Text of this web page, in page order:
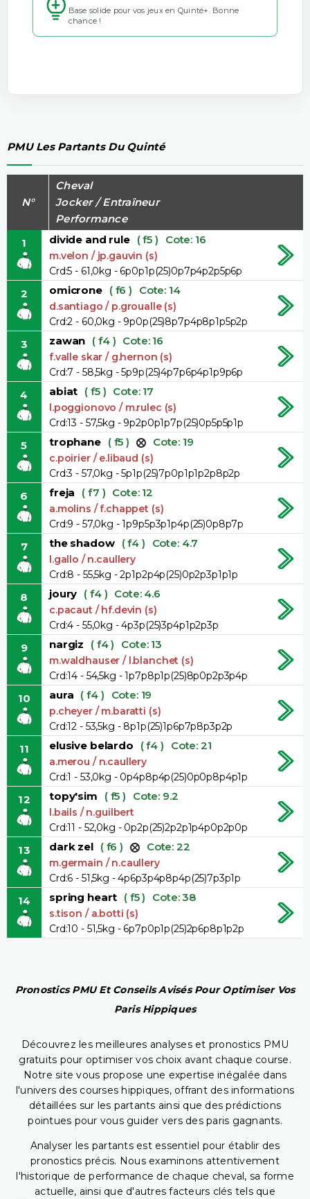
Base solide pour vos jeux en Quinté+. Bonne
chance !
PMU Les Partants Du Quinté
N°
Cheval
Jocker / Entraîneur
Performance
1
divide and rule ( f5 ) Cote: 16
m.velon / jp.gauvin (s)
Crd:5 - 61,0kg - 6p0p1p(25)0p7p4p2p5p6p
2 omicrone ( f6 ) Cote: 14
d.santiago / p.groualle (s)
Crd:2 - 60,0kg - 9p0p(25)8p7p4p8p1p5p2p
3 zawan ( f4 ) Cote: 16
f.valle skar / g.hernon (s)
Crd:7 - 58,5kg - 5p9p(25)4p7p6p4p1p9p6p
4 abiat ( f5 ) Cote: 17
l.poggionovo / m.rulec (s)
Crd:13 - 57,5kg - 9p2p0p1p7p(25)0p5p5p1p
5 trophane ( f5 ) Cote: 19
c.poirier / e.libaud (s)
Crd:3 - 57,0kg - 5p1p(25)7p0p1p1p2p8p2p
6 freja ( f7 ) Cote: 12
a.molins / f.chappet (s)
Crd:9 - 57,0kg - 1p9p5p3p1p4p(25)0p8p7p
7 the shadow ( f4 ) Cote: 4.7
l.gallo / n.caullery
Crd:8 - 55,5kg - 2p1p2p4p(25)0p2p3p1p1p
8 joury ( f4 ) Cote: 4.6
c.pacaut / hf.devin (s)
Crd:4 - 55,0kg - 4p3p(25)3p4p1p2p3p
9 nargiz ( f4 ) Cote: 13
m.waldhauser / l.blanchet (s)
Crd:14 - 54,5kg - 1p7p8p1p(25)8p0p2p3p4p
10 aura ( f4 ) Cote: 19
p.cheyer / m.baratti (s)
Crd:12 - 53,5kg - 8p1p(25)1p6p7p8p3p2p
11 elusive belardo ( f4 ) Cote: 21
a.merou / n.caullery
Crd:1 - 53,0kg - 0p4p8p4p(25)0p0p8p4p1p
12 topy'sim ( f5 ) Cote: 9.2
l.bails / n.guilbert
Crd:11 - 52,0kg - 0p2p(25)2p2p1p4p0p2p0p
13 dark zel ( f6 ) Cote: 22
m.germain / n.caullery
Crd:6 - 51,5kg - 4p6p3p4p8p4p(25)7p3p1p
14 spring heart ( f5 ) Cote: 38
s.tison / a.botti (s)
Crd:10 - 51,5kg - 6p7p0p1p(25)2p6p8p1p2p
Pronostics PMU Et Conseils Avisés Pour Optimiser Vos
Paris Hippiques
Découvrez les meilleures analyses et pronostics PMU
gratuits pour optimiser vos choix avant chaque course.
Notre site vous propose une expertise inégalée dans
l'univers des courses hippiques, offrant des informations
détaillées sur les partants ainsi que des prédictions
pointues pour vous guider vers des paris gagnants.
Analyser les partants est essentiel pour établir des
pronostics précis. Nous examinons attentivement
l'historique de performance de chaque cheval, sa forme
actuelle, ainsi que d'autres facteurs clés tels que